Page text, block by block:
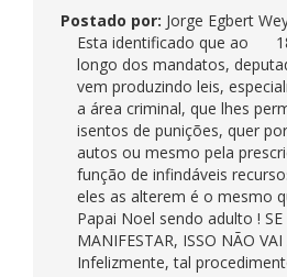
Postado por: Jorge Egbert
Esta identificado que ao
longo dos mandatos,
vem produzindo leis,
a área criminal, que lhes
isentos de punições, quer
autos ou mesmo pela
função de infindáveis
eles as alterem é o mesmo
Papai Noel sendo adulto ! SE
MANIFESTAR, ISSO NÃO VAI
Infelizmente, tal